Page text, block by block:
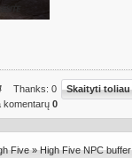
Thanks: 0
Skaityti toliau
komentarų 0
Five»High Five NPC buffer